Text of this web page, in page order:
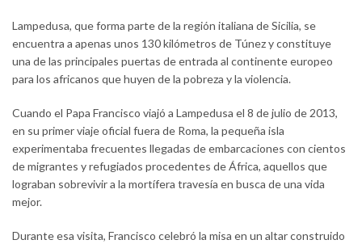
Lampedusa, que forma parte de la región italiana de Sicilia, se
encuentra a apenas unos 130 kilómetros de Túnez y constituye
una de las principales puertas de entrada al continente europeo
para los africanos que huyen de la pobreza y la violencia.
Cuando el Papa Francisco viajó a Lampedusa el 8 de julio de 2013,
en su primer viaje oficial fuera de Roma, la pequeña isla
experimentaba frecuentes llegadas de embarcaciones con cientos
de migrantes y refugiados procedentes de África, aquellos que
lograban sobrevivir a la mortífera travesía en busca de una vida
mejor.
Durante esa visita, Francisco celebró la misa en un altar construido